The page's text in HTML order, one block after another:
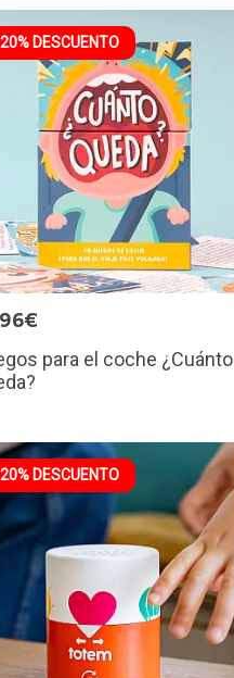
20% DESCUENTO
para el coche ¿Cuánto
20% DESCUENTO